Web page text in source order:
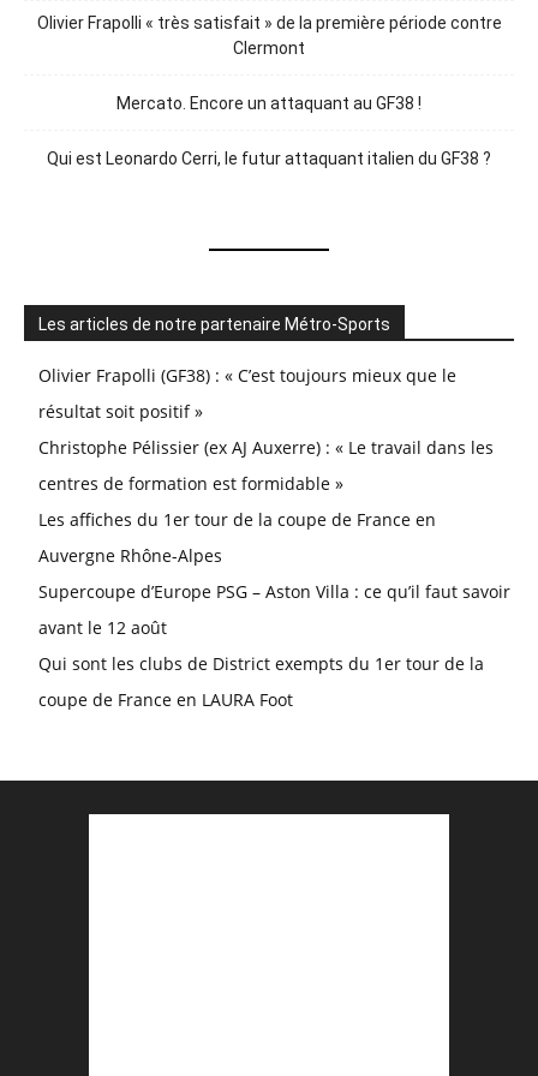
Olivier Frapolli « très satisfait » de la première période contre
Clermont
Mercato. Encore un attaquant au GF38 !
Qui est Leonardo Cerri, le futur attaquant italien du GF38 ?
Les articles de notre partenaire Métro-Sports
Olivier Frapolli (GF38) : « C’est toujours mieux que le
résultat soit positif »
Christophe Pélissier (ex AJ Auxerre) : « Le travail dans les
centres de formation est formidable »
Les affiches du 1er tour de la coupe de France en
Auvergne Rhône-Alpes
Supercoupe d’Europe PSG – Aston Villa : ce qu’il faut savoir
avant le 12 août
Qui sont les clubs de District exempts du 1er tour de la
coupe de France en LAURA Foot